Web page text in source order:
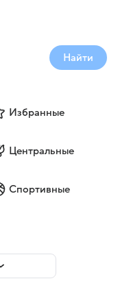
Войти
Найти
Избранные
Центральные
Спортивные